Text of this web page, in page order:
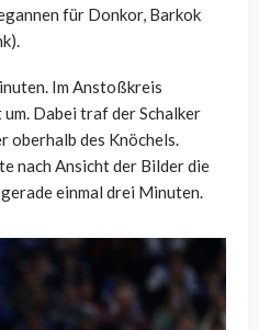
für Donkor, Barkok
Im Anstoßkreis
Dabei traf der Schalker
oberhalb des Knöchels.
nach Ansicht der Bilder die
einmal drei Minuten.